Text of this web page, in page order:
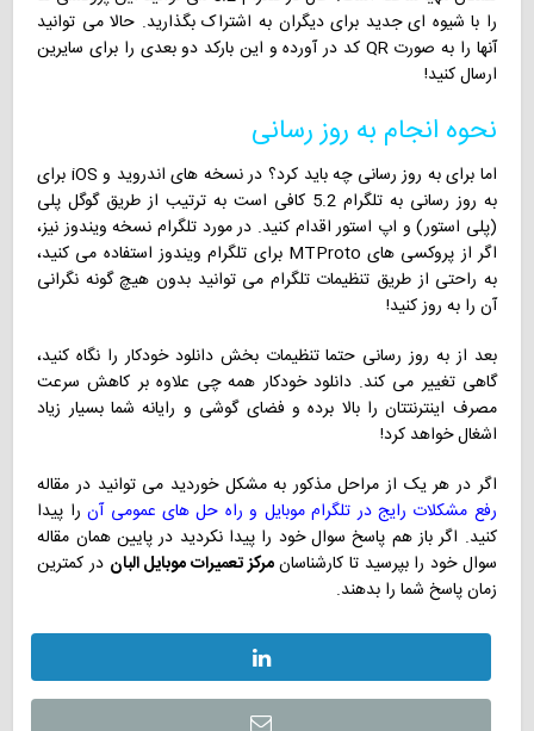
را با شیوه ای جدید برای دیگران به اشتراک بگذارید. حالا می توانید
آنها را به صورت QR کد در آورده و این بارکد دو بعدی را برای سایرین
ارسال کنید!
نحوه انجام به روز رسانی
اما برای به روز رسانی چه باید کرد؟ در نسخه های اندروید و iOS برای
به روز رسانی به تلگرام 5.2 کافی است به ترتیب از طریق گوگل پلی
(پلی استور) و اپ استور اقدام کنید. در مورد تلگرام نسخه ویندوز نیز،
اگر از پروکسی های MTProto برای تلگرام ویندوز استفاده می کنید،
به راحتی از طریق تنظیمات تلگرام می توانید بدون هیچ گونه نگرانی
آن را به روز کنید!
بعد از به روز رسانی حتما تنظیمات بخش دانلود خودکار را نگاه کنید،
گاهی تغییر می کند. دانلود خودکار همه چی علاوه بر کاهش سرعت
مصرف اینترنتتان را بالا برده و فضای گوشی و رایانه شما بسیار زیاد
اشغال خواهد کرد!
اگر در هر یک از مراحل مذکور به مشکل خوردید می توانید در مقاله
رفع مشکلات رایج در تلگرام موبایل و راه حل های عمومی آنرا پیدا
کنید. اگر باز هم پاسخ سوال خود را پیدا نکردید در پایین همان مقاله
سوال خود را بپرسید تا کارشناسانمرکز تعمیرات موبایل البان در کمترین
زمان پاسخ شما را بدهند.